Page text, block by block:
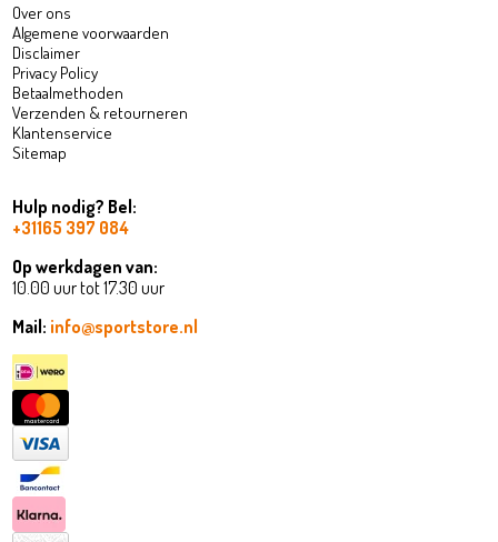
Over ons
Algemene voorwaarden
Disclaimer
Privacy Policy
Betaalmethoden
Verzenden & retourneren
Klantenservice
Sitemap
Hulp nodig? Bel:
+31165 397 084
Op werkdagen van:
10.00 uur tot 17.30 uur
Mail: info@sportstore.nl